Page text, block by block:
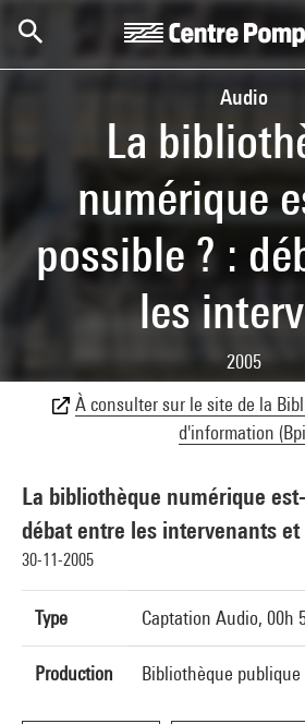
Audio
La
numérique
possible ? :
les
2005
À consulter sur le site de la
d'information
La bibliothèque numérique
débat entre les intervenants
30-11-2005
Type Captation Audio, 00h
Production Bibliothèque